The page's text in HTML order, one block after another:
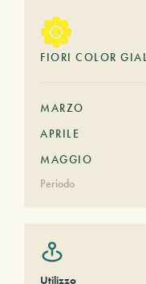
FIORI COLOR
MARZO
APRILE
MAGGIO
Periodo
Utilizzo